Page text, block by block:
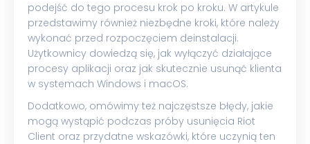
podejść do tego procesu krok po kroku. W artykule
przedstawimy również niezbędne kroki, które należy
wykonać przed rozpoczęciem deinstalacji.
Użytkownicy dowiedzą się, jak wyłączyć działające
procesy aplikacji oraz jak skutecznie usunąć klienta
w systemach Windows i macOS.
Dodatkowo, omówimy też najczęstsze błędy, jakie
mogą wystąpić podczas próby usunięcia Riot
Client oraz przydatne wskazówki, które uczynią ten